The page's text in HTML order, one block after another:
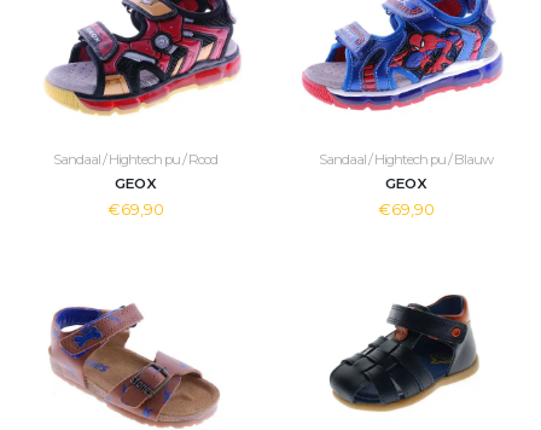
Sandaal / Hightech pu / Rood
GEOX
€69,90
Sandaal / Hightech pu / Blauw
GEOX
€69,90